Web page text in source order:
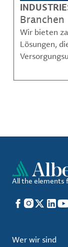
Branchen
Wir bieten
Lösungen,
Akteure
All the elements
Facebook
Instagram
X
Wer wir sind